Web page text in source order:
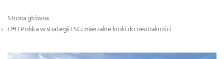
Strona główna
H+H Polska w strategii ESG: mierzalne kroki do neutralności